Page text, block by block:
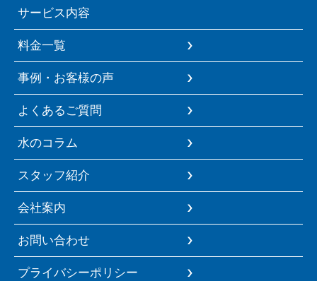
サービス内容
料金一覧
事例・お客様の声
よくあるご質問
水のコラム
スタッフ紹介
会社案内
お問い合わせ
プライバシーポリシー